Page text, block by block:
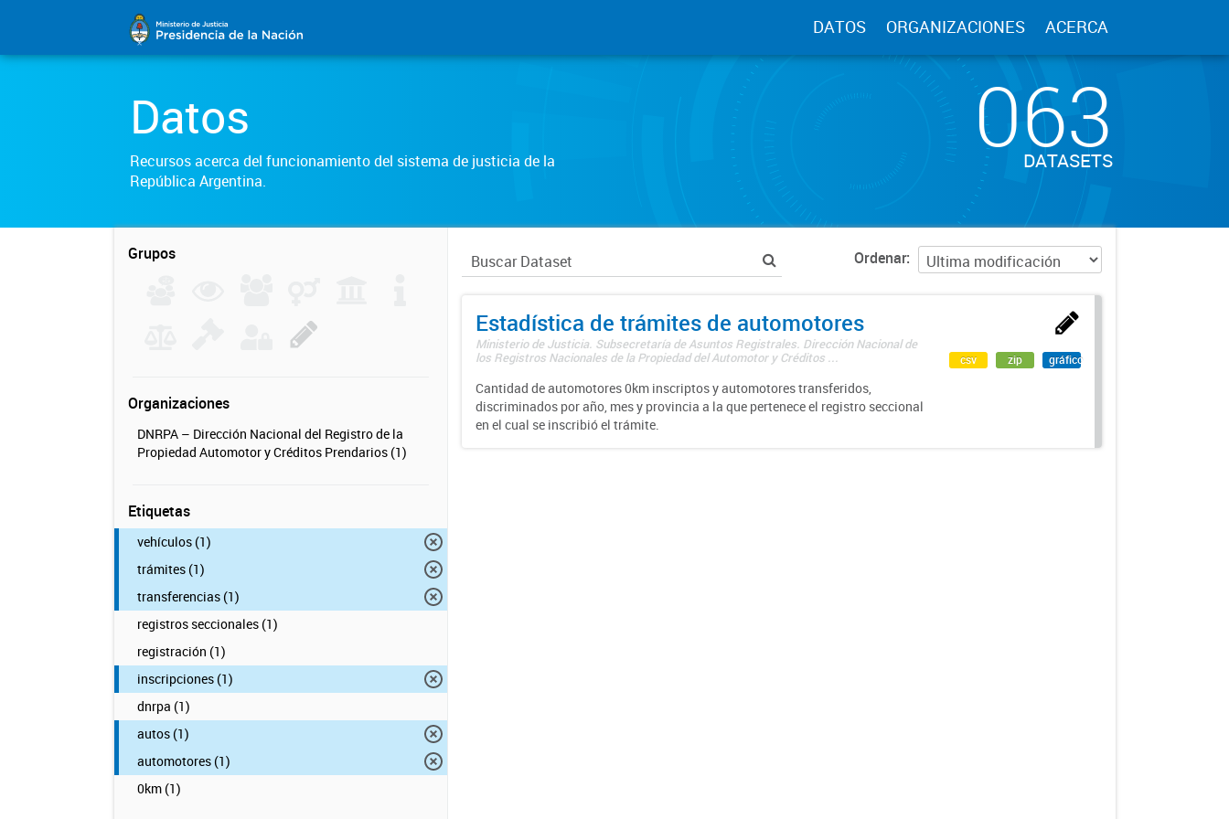
DATOS ORGANIZACIONES ACERCA
Datos
Recursos acerca del funcionamiento del sistema de justicia de la
República Argentina.
063
DATASETS
Grupos
Organizaciones
DNRPA – Dirección Nacional del Registro de la
Propiedad Automotor y Créditos Prendarios (1)
Etiquetas
vehículos (1)
trámites (1)
transferencias (1)
registros seccionales (1)
registración (1)
inscripciones (1)
dnrpa (1)
autos (1)
automotores (1)
0km (1)
Ordenar
Estadística de trámites de automotores
Ministerio de Justicia. Subsecretaría de Asuntos Registrales. Dirección Nacional de
los Registros Nacionales de la Propiedad del Automotor y Créditos ...
Cantidad de automotores 0km inscriptos y automotores transferidos,
discriminados por año, mes y provincia a la que pertenece el registro seccional
en el cual se inscribió el trámite.
csv zip gráfico